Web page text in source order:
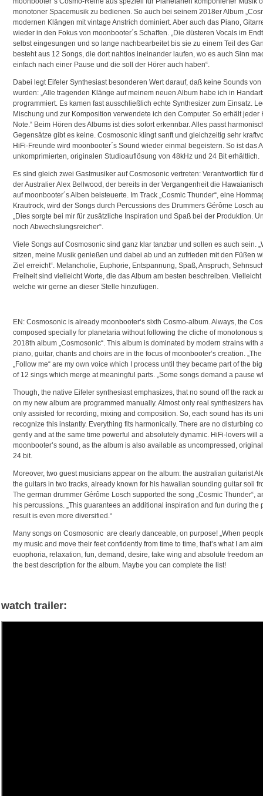
monotoner Spacemusik zu bedienen. So auch bei seinem 2018er Album
modernen Klängen mit vintage Anstrich dominiert. Aber auch das Piano,
wieder in den Fokus von moonbooter´s Schaffen. „Die düsteren Vocals im
selbst eingesungen und so lange nachbearbeitet bis sie zu einem Teil des
besteht aus 12 Songs, die dort nahtlos ineinander laufen, wo es auch Sinn
einfach nach einer Pause und die soll der Hörer auch haben“.
Dabei legt Eifeler Synthesiast besonderen Wert darauf, daß keine Sounds
wurden: „Alle tragenden Klänge auf meinem neuen Album habe ich in
programmiert. Es kamen fast ausschließlich echte Synthesizer zum Einsatz.
Mischung und zur Komposition verwendete ich den Computer. So erhält
Note.“ Beim Hören des Albums ist dies sofort erkennbar. Alles passt
Gegensätze gibt es keine. Cosmosonic klingt sanft und gleichzeitig sehr
HiFi-Freunde wird moonbooter´s Sound wieder einmal begeistern. So ist das
unkomprimierten, originalen Studioauflösung von 48kHz und 24 Bit erhältlich.
Es sind gleich zwei Gastmusiker auf Cosmosonic vertreten: Verantwortlich für
der Australier Alex Bellwood, der bereits in der Vergangenheit die
auf moonbooter´s Alben beisteuerte. Im Track „Cosmic Thunder“, eine
Krautrock, wird der Songs durch Percussions des Drummers Gérôme Losch
„Dies sorgte bei mir für zusätzliche Inspiration und Spaß bei der Produktion.
noch Abwechslungsreicher“.
Viele Songs auf Cosmosonic sind ganz klar tanzbar und sollen es auch sein.
sitzen, meine Musik genießen und dabei ab und an zufrieden mit den Füßen
Ziel erreicht“. Melancholie, Euphorie, Entspannung, Spaß, Anspruch,
Freiheit sind vielleicht Worte, die das Album am besten beschreiben.
welche wir gerne an dieser Stelle hinzufügen.
EN: Cosmosonic is already moonbooter‘s sixth Cosmo-album. Always, the
composed specially for planetaria without following the cliche of monotonous
2018th album „Cosmosonic“. This album is dominated by modern strains with
piano, guitar, chants and choirs are in the focus of moonbooter’s creation.
„Follow me“ are my own voice which I process until they became part of the
of 12 sings which merge at meaningful parts. „Some songs demand a pause
Though, the native Eifeler synthesiast emphasizes, that no sound off the rack
on my new album are programmed manually. Almost only real synthesizers
only assisted for recording, mixing and composition. So, each sound has its
recognize this instantly. Everything fits harmonically. There are no disturbing
gently and at the same time powerful and absolutely dynamic. HiFi-lovers will
moonbooter’s sound, as the album is also available as uncompressed,
24 bit.
Moreover, two guest musicians appear on the album: the australian guitarist
the guitars in two tracks, already known for his hawaiian sounding guitar soli
The german drummer Gérôme Losch supported the song „Cosmic Thunder“,
his percussions. „This guarantees an additional inspiration and fun during the
result is even more diversified.“
Many songs on Cosmosonic are clearly danceable, on purpose! „When
my music and move their feet confidently from time to time, that’s what I am
euophoria, relaxation, fun, demand, desire, take wing and absolute freedom
the best description for the album. Maybe you can complete the list!
watch trailer: